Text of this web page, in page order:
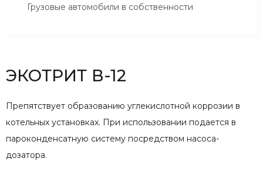
Грузовые автомобили в собственности
ЭКОТРИТ В-12
Препятствует образованию углекислотной коррозии в
котельных установках. При использовании подается в
пароконденсатную систему посредством насоса-
дозатора.